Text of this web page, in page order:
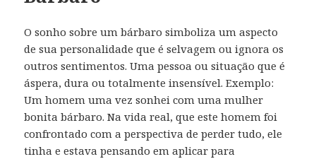
O sonho sobre um bárbaro simboliza um aspecto
de sua personalidade que é selvagem ou ignora os
outros sentimentos. Uma pessoa ou situação que é
áspera, dura ou totalmente insensível. Exemplo:
Um homem uma vez sonhei com uma mulher
bonita bárbaro. Na vida real, que este homem foi
confrontado com a perspectiva de perder tudo, ele
tinha e estava pensando em aplicar para